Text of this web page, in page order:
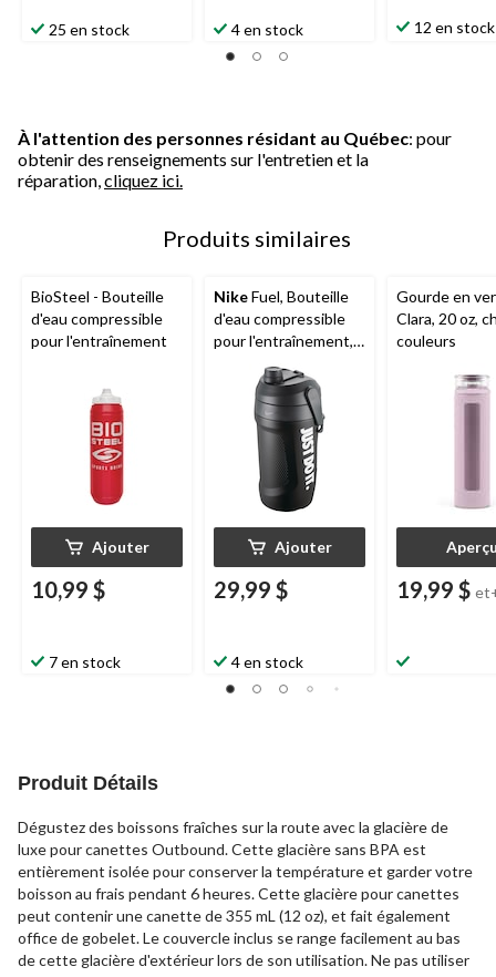
25 en stock 4 en stock 12 en stock
À l'attention des personnes résidant au Québec: pour
obtenir des renseignements sur l'entretien et la
réparation, cliquez ici.
Produits similaires
BioSteel - Bouteille
d'eau compressible
pour l'entraînement
Ajouter
10,99 $
7 en stock
NikeFuel, Bouteille
d'eau compressible
pour l'entraînement,
noir, 64 oz
Ajouter
29,99 $
4 en stock
Gourde en
Clara, 20 oz,
couleurs
19,99 $
Produit Détails
Dégustez des boissons fraîches sur la route avec la glacière de
luxe pour canettes Outbound. Cette glacière sans BPA est
entièrement isolée pour conserver la température et garder votre
boisson au frais pendant 6 heures. Cette glacière pour canettes
peut contenir une canette de 355 mL (12 oz), et fait également
office de gobelet. Le couvercle inclus se range facilement au bas
de cette glacière d'extérieur lors de son utilisation. Ne pas utiliser